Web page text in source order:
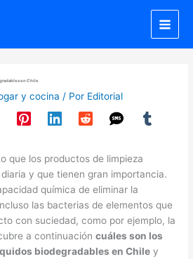
en Chile
y cocina / Por Editorial
que los productos de limpieza
y que tienen gran importancia.
química de eliminar la
las bacterias de elementos que
con suciedad, como por ejemplo, la
a continuacióncuáles son los
biodegradables en Chile y